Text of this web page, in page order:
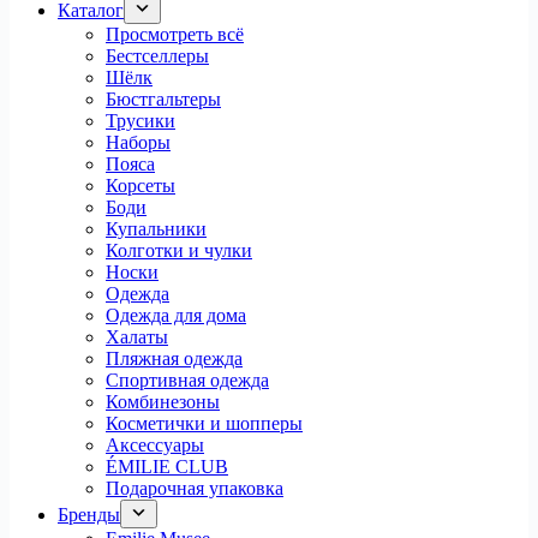
Каталог
Просмотреть всё
Бестселлеры
Шёлк
Бюстгальтеры
Трусики
Наборы
Пояса
Корсеты
Боди
Купальники
Колготки и чулки
Носки
Одежда
Одежда для дома
Халаты
Пляжная одежда
Спортивная одежда
Комбинезоны
Косметички и шопперы
Аксессуары
ÉMILIE CLUB
Подарочная упаковка
Бренды